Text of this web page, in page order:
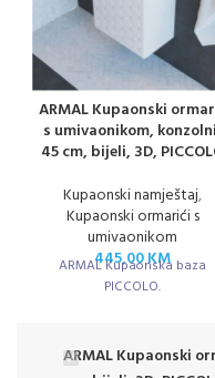
ARMAL Kupaonski
s umivaonikom,
45 cm, bijeli, 3D,
Kupaonski namještaj,
Kupaonski ormarići s
umivaonikom
445,00KM
ARMAL Kupaonska baza
PICCOLO.
ARMAL Kupaonski